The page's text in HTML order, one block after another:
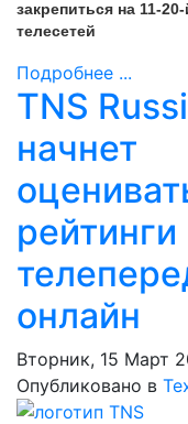
закрепиться на 11-
телесетей
Подробнее ...
TNS
начнет
рейтинги
онлайн
Вторник, 15 Март
Опубликовано в